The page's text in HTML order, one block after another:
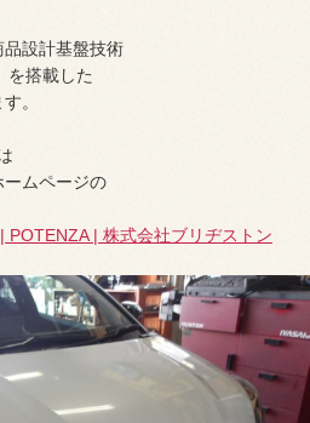
設計基盤技術
を搭載した
。
ムページの
POTENZA | 株式会社ブリヂストン